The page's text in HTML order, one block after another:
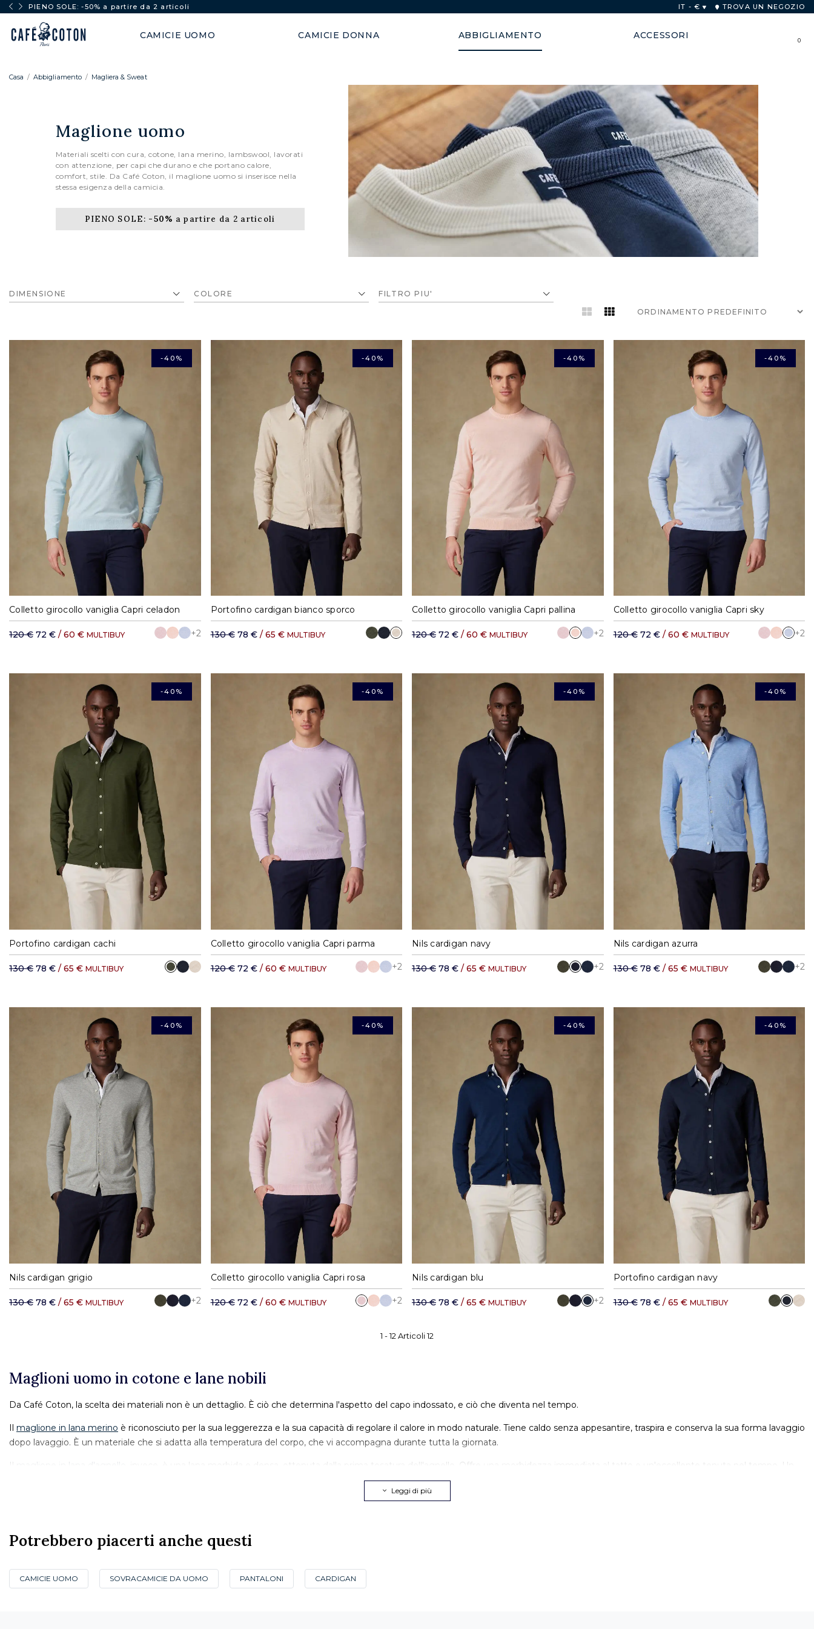
PIENO SOLE: -50% a partire da 2 articoli IT - € TROVA UN NEGOZIO
CAMICIE UOMO CAMICIE DONNA ABBIGLIAMENTO ACCESSORI 0
Casa Abbigliamento Magliera & Sweat
Maglione uomo
Materiali scelti con cura, cotone, lana merino, lambswool, lavorati
con attenzione, per capi che durano e che portano calore,
comfort, stile. Da Café Coton, il maglione uomo si inserisce nella
stessa esigenza della camicia.
PIENO SOLE: -50% a partire da 2 articoli
CARDIGANS
DIMENSIONE FILTRO PIU'
-40%
S M L XL XXL
Colletto girocollo vaniglia Capri celadon
120 € 72 € / 60 € MULTIBUY +2
-40%
S M L XL XXL
Portofino cardigan bianco sporco
130 € 78 €/ 65 € MULTIBUY
-40%
S M L XL XXL
Colletto girocollo vaniglia Capri pallina
120 € 72 € / 60 € MULTIBUY +2
-40%
S M L XL XXL
Colletto girocollo vaniglia Capri sky
120 € 72 €/ 60 € MULTIBUY +2
-40%
S M L
Portofino cardigan cachi
130 € 78 € / 65 € MULTIBUY
-40%
S M L XL XXL
Colletto girocollo vaniglia Capri parma
120 € 72 €/ 60 € MULTIBUY +2
-40%
S M
Nils cardigan navy
130 € 78 € / 65 € MULTIBUY +2
-40%
S M
Nils cardigan azurra
130 € 78 €/ 65 € MULTIBUY +2
-40%
S M
Nils cardigan grigio
130 € 78 € / 65 € MULTIBUY +2
-40%
S M L XL XXL
Colletto girocollo vaniglia Capri rosa
120 € 72 €/ 60 € MULTIBUY +2
-40%
S M
Nils cardigan blu
130 € 78 € / 65 € MULTIBUY +2
-40%
S M L
Portofino cardigan navy
130 € 78 €/ 65 € MULTIBUY
1 -12 Articoli12
Maglioni uomo in cotone e lane nobili
Da Café Coton, la scelta dei materiali non è un dettaglio. È ciò che determina l'aspetto del capo indossato, e ciò che diventa nel tempo.
maglione in lana merino è riconosciuto per la sua leggerezza e la sua capacità di regolare il calore in modo naturale. Tiene caldo senza appesantire, traspira e conserva la sua forma lavaggio
dopo lavaggio. È un materiale che si adatta alla temperatura del corpo, che vi accompagna durante tutta la giornata.
Il maglione in lana d'agnello
, invece, è una lana morbida e densa, ottenuta dalla prima tosatura dell'agnello. Offre una morbidezza immediata al tatto e un'eccellente tenuta nel tempo. Un
maglione in lambswool conserva la sua struttura e il suo aspetto, stagione dopo stagione.
Il maglione in cotone uomo è il capo di mezza stagione per eccellenza. Più leggero, più traspirante, accompagna le giornate in cui la lana sarebbe eccessiva.
finiture e nella durata dei capi.
Girocollo, scollo a V o dolcevita: quale maglione scegliere
Leggi di più
Potrebbero piacerti anche questi
CAMICIE UOMO SOVRACAMICIE DA UOMO PANTALONI CARDIGAN